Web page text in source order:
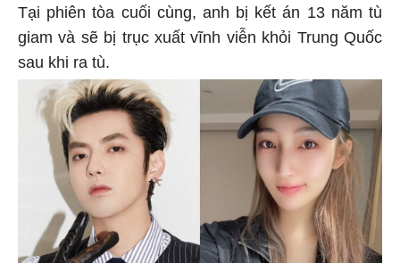
Tại phiên tòa cuối cùng, anh bị kết án 13 năm tù
giam và sẽ bị trục xuất vĩnh viễn khỏi Trung Quốc
sau khi ra tù.